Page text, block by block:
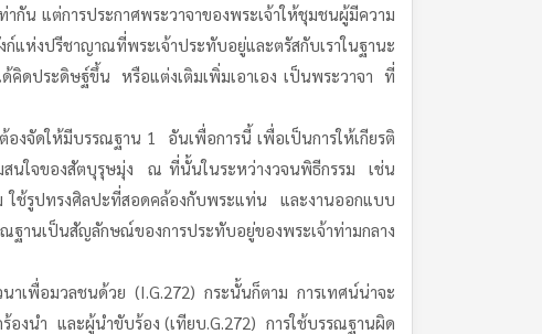
น แต่การประกาศพระวาจาของพระเจ้าให้ชุมชนผู้มีความ
ห่งปรีชาญาณที่พระเจ้าประทับอยู่และตรัสกับเราในฐานะ
คิดประดิษฐ์ขึ้น หรือแต่งเติมเพิ่มเอาเอง เป็นพระวาจา ที่
งจัดให้มีบรรณฐาน 1 อันเพื่อการนี้ เพื่อเป็นการให้เกียรติ
มสนใจของสัตบุรุษมุ่ง ณ ที่นั้นในระหว่างวจนพิธีกรรม เช่น
ใช้รูปทรงศิลปะที่สอดคล้องกับพระแท่น และงานออกแบบ
านเป็นสัญลักษณ์ของการประทับอยู่ของพระเจ้าท่ามกลาง
เพื่อมวลชนด้วย (I.G.272) กระนั้นก็ตาม การเทศน์น่าจะ
งนำ และผู้นำขับร้อง (เทียบ.G.272) การใช้บรรณฐานผิด